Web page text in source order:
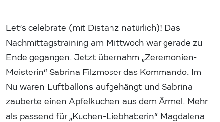
Let’s celebrate (mit Distanz natürlich)! Das
Nachmittagstraining am Mittwoch war gerade zu
Ende gegangen. Jetzt übernahm „Zeremonien-
Meisterin“ Sabrina Filzmoser das Kommando. Im
Nu waren Luftballons aufgehängt und Sabrina
zauberte einen Apfelkuchen aus dem Ärmel. Mehr
als passend für „Kuchen-Liebhaberin“ Magdalena